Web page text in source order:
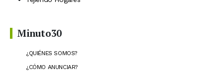
Minuto30
¿QUIÉNES SOMOS?
¿CÓMO ANUNCIAR?